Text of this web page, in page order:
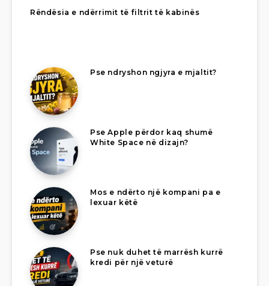
Rëndësia e ndërrimit të filtrit të kabinës
Pse ndryshon ngjyra e mjaltit?
Pse Apple përdor kaq shumë
White Space në dizajn?
Mos e ndërto një kompani pa e
lexuar këtë
Pse nuk duhet të marrësh kurrë
kredi për një veturë